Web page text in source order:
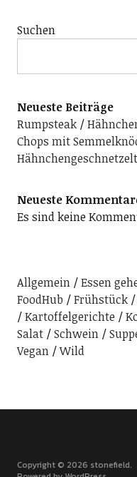
Suchen
Neueste Beiträge
Rumpsteak
Chops mit
Neueste
Es sind keine
Allgemein Essen
FoodHub
Frühstück
Kartoffelgerichte
Salat
Schwein
Vegan
Wild
Copyright © 2026 stonefield